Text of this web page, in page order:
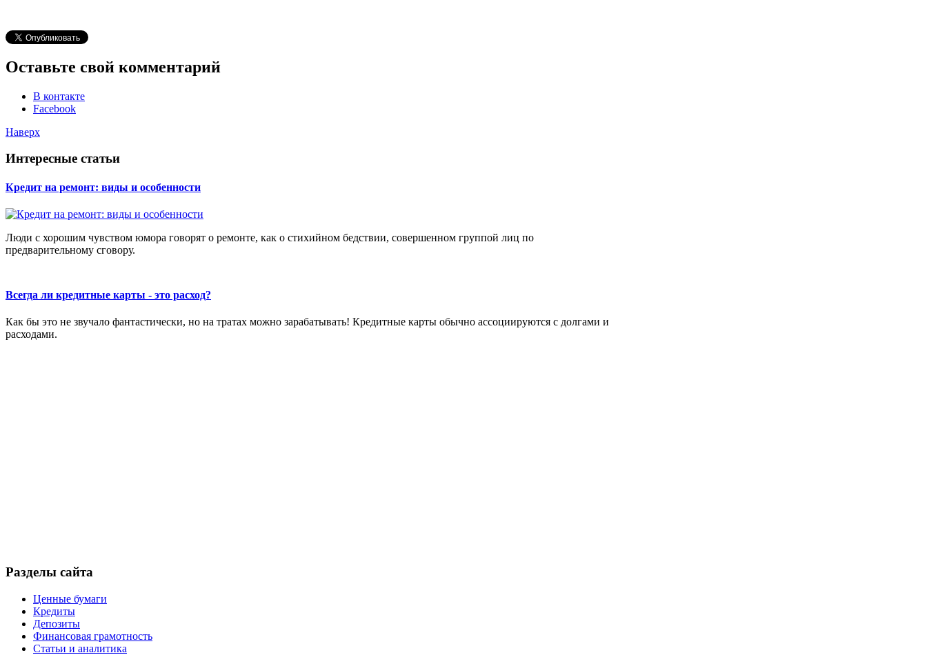
Оставьте свой комментарий
В контакте
Facebook
Наверх
Интересные статьи
Кредит на ремонт: виды и особенности
Люди с хорошим чувством юмора говорят о ремонте, как о стихийном бедствии, совершенном группой лиц по
предварительному сговору.
Всегда ли кредитные карты - это расход?
Как бы это не звучало фантастически, но на тратах можно зарабатывать! Кредитные карты обычно ассоциируются с долгами и
расходами.
Разделы сайта
Ценные бумаги
Кредиты
Депозиты
Финансовая грамотность
Статьи и аналитика